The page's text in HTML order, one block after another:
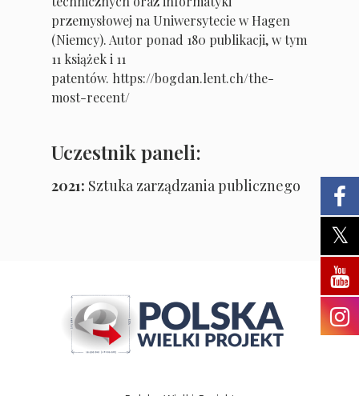
przemysłowej na Uniwersytecie w Hagen
(Niemcy). Autor ponad 180 publikacji, w tym
11 książek i 11
patentów. https://bogdan.lent.ch/the-
most-recent/
Uczestnik paneli:
2021: Sztuka zarządzania publicznego